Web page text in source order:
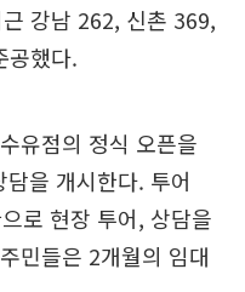
강남 262, 신촌 369,
공했다.
유점의 정식 오픈을
을 개시한다. 투어
로 현장 투어, 상담을
민들은 2개월의 임대